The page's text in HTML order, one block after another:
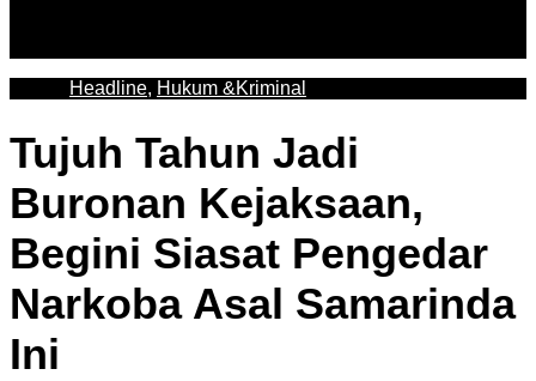
Headline, Hukum &Kriminal
Tujuh Tahun Jadi
Buronan Kejaksaan,
Begini Siasat Pengedar
Narkoba Asal Samarinda
Ini